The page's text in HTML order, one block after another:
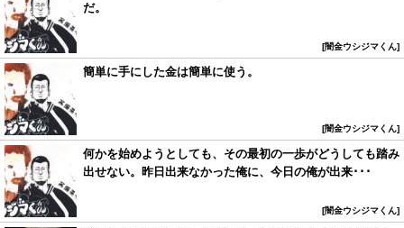
だ。
闇金ウシジマくん
簡単に手にした金は簡単に使う。
闇金ウシジマくん
何かを始めようとしても、その最初の一歩がどうしても踏み
出せない。昨日出来なかった俺に、今日の俺が出来･･･
闇金ウシジマくん